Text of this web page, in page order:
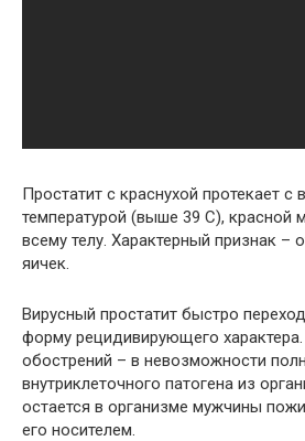
Простатит с краснухой протекает с
температурой (выше 39 С), красной
всему телу. Характерный признак –
яичек.
Вирусный простатит быстро
форму рецидивирующего
обострений – в невозможности
внутриклеточного патогена из
остается в организме мужчины
его носителем.